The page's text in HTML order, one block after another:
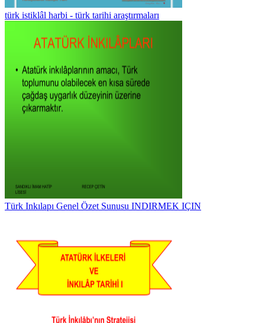
türk istiklâl harbi - türk tarihi araştırmaları
Türk Inkılapı Genel Özet Sunusu INDIRMEK IÇIN